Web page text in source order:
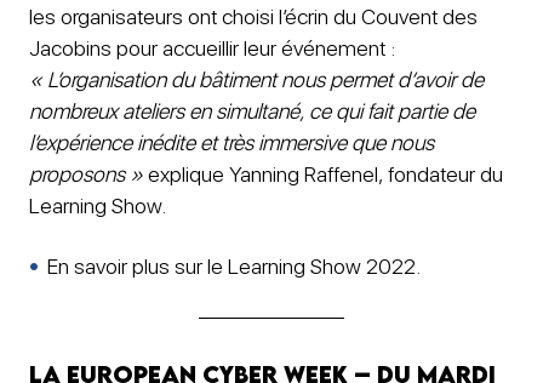
les organisateurs ont choisi l’écrin du Couvent des
Jacobins pour accueillir leur événement :
« L’organisation du bâtiment nous permet d’avoir de
nombreux ateliers en simultané, ce qui fait partie de
l’expérience inédite et très immersive que nous
proposons »explique Yanning Raffenel, fondateur du
Learning Show.
En savoir plus sur le Learning Show 2022.
La European Cyber Week – du mardi